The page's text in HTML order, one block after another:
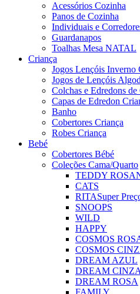
Acessórios Cozinha
Panos de Cozinha
Individuais e
Guardanapos
Toalhas Mesa NATAL
Criança
Jogos Lençóis Inverno
Jogos de Lençóis
Colchas e Edredons de
Capas de Edredon
Banho
Cobertores Criança
Robes Criança
Bebé
Cobertores Bébé
Coleções Cama/Quarto
TEDDY ROSA
CATS
RITASuper
SNOOPS
WILD
HAPPY
COSMOS
COSMOS
DREAM AZUL
DREAM
DREAM ROSA